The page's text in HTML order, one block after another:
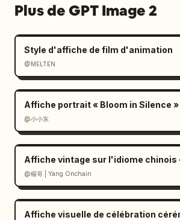
Plus de GPT Image 2
Style d'affiche de film d'animation
@MELTEN
Affiche portrait « Bloom in Silence »
@小小东
Affiche vintage sur l'idiome chinois
@楊哥 | Yang Onchain
Affiche visuelle de célébration